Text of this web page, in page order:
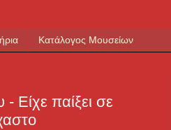
Κατάλογος Μουσείων
Είχε παίξει σε